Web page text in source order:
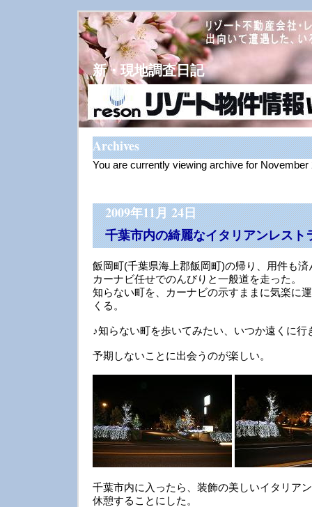
新・現地調査日記
Archives
You are currently viewing archive for November
2009年11月 24日
千葉市内の綺麗なイタリアンレスト
飯岡町(千葉県海上郡飯岡町)の帰り、用件も
カーナビ任せでのんびりと一般道を走った。
知らない町を、カーナビの示すままに気楽に
くる。
♪知らない町を歩いてみたい、いつか遠くに行
予期しないことに出会うのが楽しい。
千葉市内に入ったら、装飾の美しいイタリア
休憩することにした。